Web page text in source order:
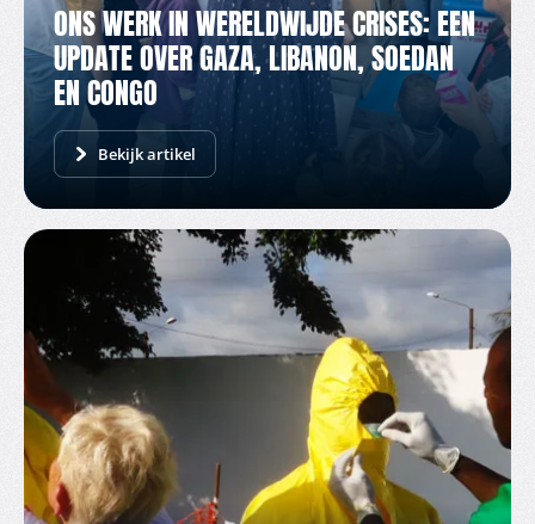
ONS WERK IN WERELDWIJDE CRISES: EEN
UPDATE OVER GAZA, LIBANON, SOEDAN
EN CONGO
Bekijk artikel